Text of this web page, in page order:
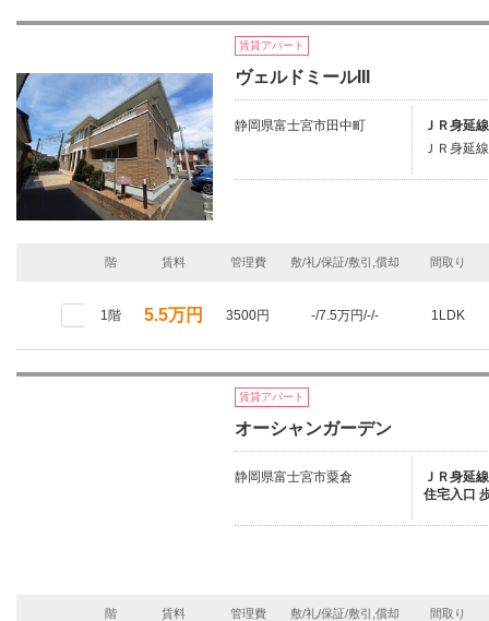
賃貸アパート
ヴェルドミールIII
静岡県富士宮市田中町
ＪＲ身延
ＪＲ身延
階 賃料 管理費 敷/礼/保証/敷引,償却 間取り
1階 5.5万円 3500円 -/7.5万円/-/- 1LDK
賃貸アパート
オーシャンガーデン
静岡県富士宮市粟倉
ＪＲ身延
住宅入口
階 賃料 管理費 敷/礼/保証/敷引,償却 間取り